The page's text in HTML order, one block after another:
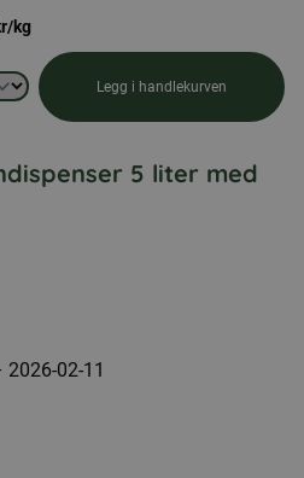
/kg
Legg i handlekurven
5 liter med
2026-02-11